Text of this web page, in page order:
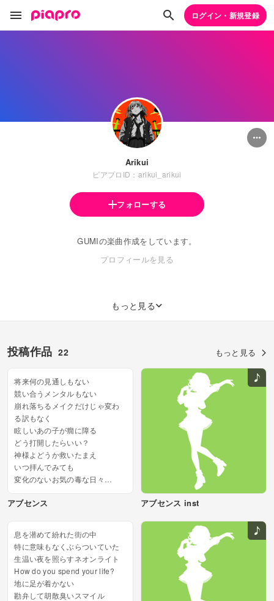
ログイン・新規登録
Arikui
ピアプロID：arikui_arikui
フォローする
GUMIの楽曲作成をしています。
プロフィールを見る
もっと見る
投稿作品 22 もっと見る
将来何の見通しもない
競い合うメンタルもない
崩れ落ちるメイクだけじゃ変わ
る訳もなく
眩しいあの子が癇に障る
どう打開したらいい？
神様よどうか救いたまえ
いつ拝んでみても
変化のないお気の毒な日々
もう自由なら要らないから...
アブセンス アブセンス inst
息を潜めて紛れた街の中
特に意味もなくぶらついていた
生温い夜を照らすネオンライト
How do you spend your life?
地に足が着かない
勘弁して胡散臭いスマイル